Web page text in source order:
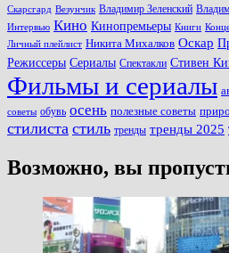
Скарсгард Везунчик Владимир Зеленский
Интервью Кино Кинопремьеры Книги
Личный плейлист Никита Михалков Оскар
Режиссеры Сериалы Спектакли Стивен
Фильмы и сериалы
советы обувь осень полезные советы
стилиста стиль тренды тренды 2025
Возможно, вы